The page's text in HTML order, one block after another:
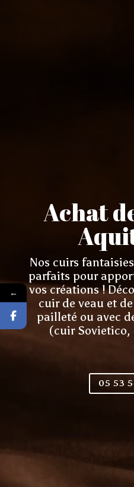
Achat
Nos cuirs
parfaits pour
vos créations !
cuir de veau et
pailleté ou avec
(cuir
05 53
←